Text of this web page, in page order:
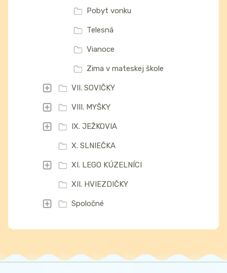
Pobyt vonku
Telesná
Vianoce
Zima v mateskej škole
VII. SOVIČKY
VIII. MYŠKY
IX. JEŽKOVIA
X. SLNIEČKA
XI. LEGO KÚZELNÍCI
XII. HVIEZDIČKY
Spoločné